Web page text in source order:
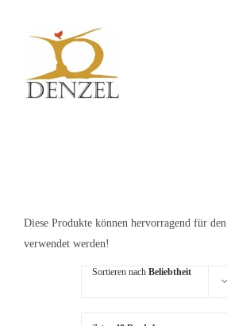
Diese Produkte können hervorragend für den
verwendet werden!
Sortieren nach Beliebtheit